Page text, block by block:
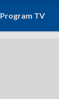
Program TV